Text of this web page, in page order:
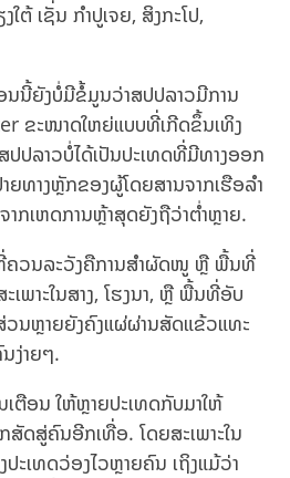
ຕ້ ເຊັ່ນ ກຳປູເຈຍ, ສິງກະໂປ,
ນີ້ຍັງບໍ່ມີຂໍ້ມູນວ່າສປປລາວມີການ
ຂະໜາດໃຫຍ່ແບບທີ່ເກີດຂຶ້ນເທິງ
ປປລາວບໍ່ໄດ້ເປັນປະເທດທີ່ມີທາງອອກ
ຍທາງຫຼັກຂອງຜູ້ໂດຍສານຈາກເຮືອລຳ
າກເຫດການຫຼ້າສຸດຍັງຖືວ່າຕ່ຳຫຼາຍ.
ຄວນລະວັງຄືການສຳຜັດໜູ ຫຼື ພື້ນທີ່
ພາະໃນສາງ, ໂຮງນາ, ຫຼື ພື້ນທີ່ອັບ
ນຫຼາຍຍັງຄົງແຜ່ຜ່ານສັດແຂ້ວແທະ
ງ່າຍໆ.
ຕືອນ ໃຫ້ຫຼາຍປະເທດກັບມາໃຫ້
ສັດສູ່ຄົນອີກເທື່ອ. ໂດຍສະເພາະໃນ
ະເທດວ່ອງໄວຫຼາຍຄົນ ເຖິງແມ້ວ່າ